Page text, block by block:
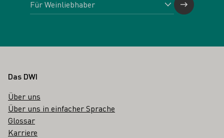
Fußbereich
Das DWI
Über uns
Über uns in einfacher Sprache
Glossar
Karriere